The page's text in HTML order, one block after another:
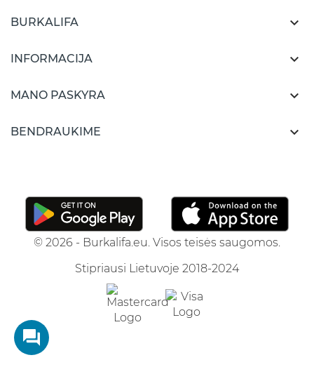
BURKALIFA 
INFORMACIJA 
MANO PASKYRA 
BENDRAUKIME 
© 2026 - Burkalifa.eu. Visos teisės saugomos.
Stipriausi Lietuvoje 2018-2024